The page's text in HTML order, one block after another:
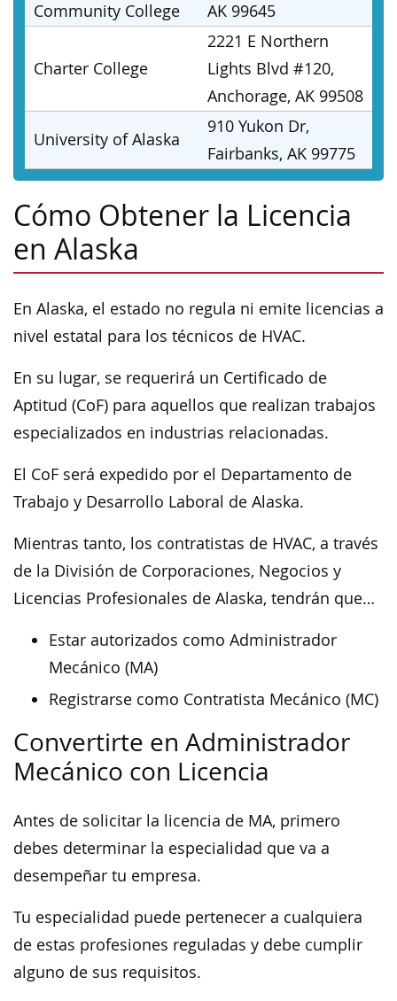
Community College
AK 99645
Charter College
2221 E Northern
Lights Blvd #120,
Anchorage, AK 99508
University of Alaska
910 Yukon Dr,
Fairbanks, AK 99775
Cómo Obtener la Licencia
en Alaska
En Alaska, el estado no regula ni emite licencias a
nivel estatal para los técnicos de HVAC.
En su lugar, se requerirá un Certificado de
Aptitud (CoF) para aquellos que realizan trabajos
especializados en industrias relacionadas.
El CoF será expedido por el Departamento de
Trabajo y Desarrollo Laboral de Alaska.
Mientras tanto, los contratistas de HVAC, a través
de la División de Corporaciones, Negocios y
Licencias Profesionales de Alaska, tendrán que…
Estar autorizados como Administrador
Mecánico (MA)
Registrarse como Contratista Mecánico (MC)
Convertirte en Administrador
Mecánico con Licencia
Antes de solicitar la licencia de MA, primero
debes determinar la especialidad que va a
desempeñar tu empresa.
Tu especialidad puede pertenecer a cualquiera
de estas profesiones reguladas y debe cumplir
alguno de sus requisitos.